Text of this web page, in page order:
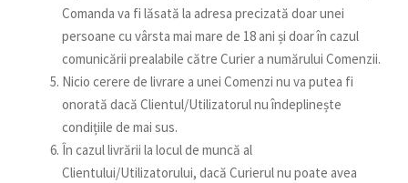
Comanda va fi lăsată la adresa precizată doar unei
persoane cu vârsta mai mare de 18 ani și doar în cazul
comunicării prealabile către Curier a numărului Comenzii.
Nicio cerere de livrare a unei Comenzi nu va putea fi
onorată dacă Clientul/Utilizatorul nu îndeplinește
condițiile de mai sus.
În cazul livrării la locul de muncă al
Clientului/Utilizatorului, dacă Curierul nu poate avea